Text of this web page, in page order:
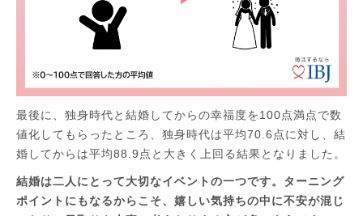
最後に、独身時代と結婚してからの幸福度を100点満点で数
値化してもらったところ、独身時代は平均70.6点に対し、結
婚してからは平均88.9点と大きく上回る結果となりました。
結婚は二人にとって大切なイベントの一つです。ターニング
ポイントにもなるからこそ、嬉しい気持ちの中に不安が混じ